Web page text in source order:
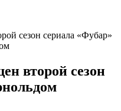
сезон сериала «Фубар»
второй сезон